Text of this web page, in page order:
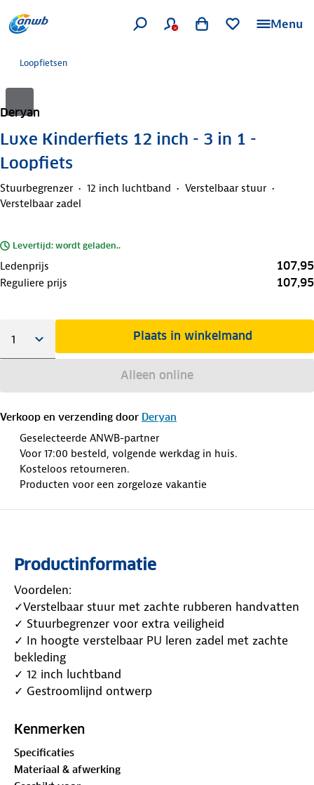
Menu
Loopfietsen
Deryan
Luxe Kinderfiets 12 inch - 3 in 1 -
Loopfiets
Stuurbegrenzer 12 inch luchtband
Verstelbaar stuur
Verstelbaar zadel
Levertijd: wordt geladen..
Ledenprijs 107,95
Reguliere prijs 107,95
Plaats in winkelmand
Alleen online
Verkoop en verzending door Deryan
Geselecteerde ANWB-partner
Voor 17:00 besteld, volgende werkdag in huis.
Kosteloos retourneren.
Producten voor een zorgeloze vakantie
Productinformatie
Voordelen:
✓Verstelbaar stuur met zachte rubberen handvatten
✓ Stuurbegrenzer voor extra veiligheid
✓ In hoogte verstelbaar PU leren zadel met zachte
bekleding
✓ 12 inch luchtband
✓ Gestroomlijnd ontwerp
Voor kinderen die nog niet klaar zijn om te trappen,
kan het gebruikt worden als een loopfiets. Wanneer
Kenmerken
Specificaties
Materiaal & afwerking